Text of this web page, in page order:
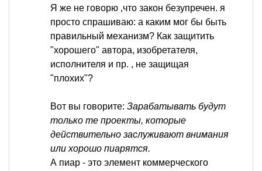
Я же не говорю ,что закон безупречен. я
просто спрашиваю: а каким мог бы быть
правильный механизм? Как защитить
"хорошего" автора, изобретателя,
исполнителя и пр. , не защищая
"плохих"?
Вот вы говорите: Зарабатывать будут
только те проекты, которые
действительно заслуживают внимания
или хорошо пиарятся.
А пиар - это элемент коммерческого